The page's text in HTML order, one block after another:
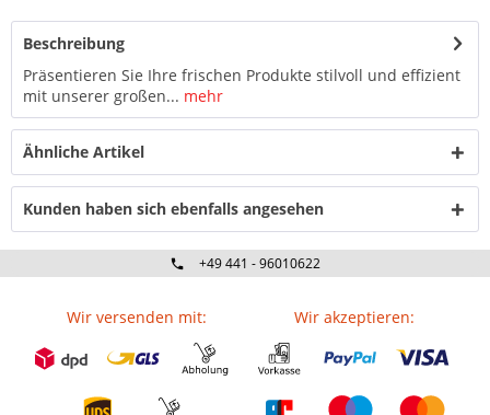
Beschreibung
Präsentieren Sie Ihre frischen Produkte stilvoll und effizient
mit unserer großen... mehr
Ähnliche Artikel
Kunden haben sich ebenfalls angesehen
+49 441 - 96010622
Wir versenden mit: Wir akzeptieren: